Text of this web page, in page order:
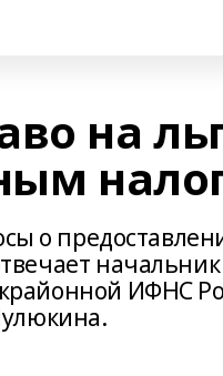
на
о
начальник
ИФНС